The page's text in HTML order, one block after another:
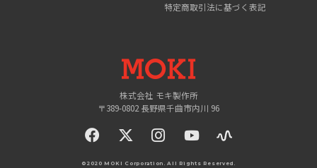
特定商取引法に基づく表記
MOKI
株式会社 モキ製作所
〒389-0802 長野県千曲市内川 96
©2020 MOKI Corporation. All Rights Reserved.